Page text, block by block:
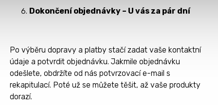
Dokončení objednávky – U vás za pár dní
Po výběru dopravy a platby stačí zadat vaše kontaktní
údaje a potvrdit objednávku. Jakmile objednávku
odešlete, obdržíte od nás potvrzovací e-mail s
rekapitulací. Poté už se můžete těšit, až vaše produkty
dorazí.